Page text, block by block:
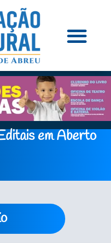
em Aberto